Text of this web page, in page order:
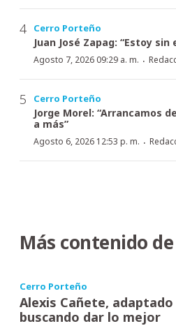
Cerro Porteño
Juan José Zapag: “Estoy sin
Agosto 7, 2026 09:29 a. m. ·
Cerro Porteño
Jorge Morel: “Arrancamos
a más”
Agosto 6, 2026 12:53 p. m. ·
Más contenido
Cerro Porteño
Alexis Cañete, adaptado
buscando dar lo mejor